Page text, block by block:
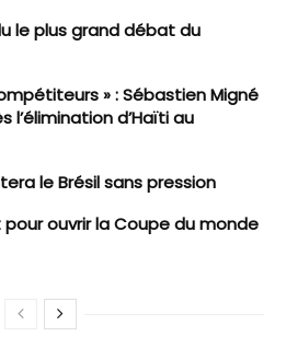
le plus grand débat du
» : Sébastien Migné
l’élimination d’Haïti au
le Brésil sans pression
ouvrir la Coupe du monde